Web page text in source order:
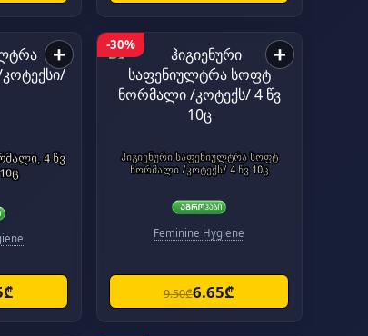
+
4 წვ
-30% +
ჰიგიენური საფენიულტრა სოფტ
ნორმალი /კოტექს/ 4 წვ 10ც
Feminine Hygiene
9.50₾6.65₾